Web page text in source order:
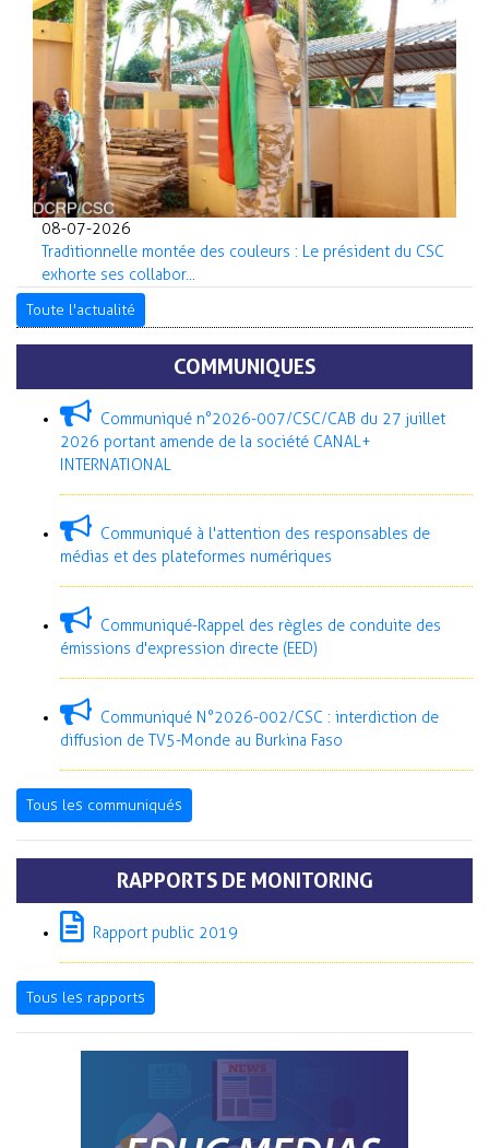
08-07-2026
Traditionnelle montée des couleurs : Le président du CSC
exhorte ses collabor...
Toute l'actualité
COMMUNIQUES
Communiqué n°2026-007/CSC/CAB du 27 juillet
2026 portant amende de la société CANAL+
INTERNATIONAL
Communiqué à l'attention des responsables de
médias et des plateformes numériques
Communiqué-Rappel des règles de conduite des
émissions d'expression directe (EED)
Communiqué N°2026-002/CSC : interdiction de
diffusion de TV5-Monde au Burkina Faso
Tous les communiqués
RAPPORTS DE MONITORING
Rapport public 2019
Tous les rapports